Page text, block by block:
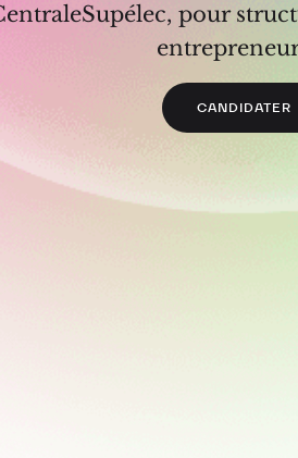
pour
CANDIDATER